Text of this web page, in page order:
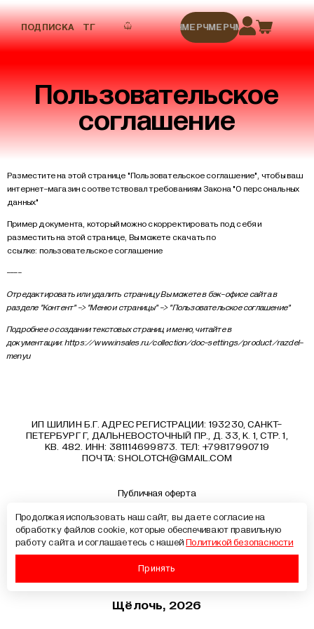
ПОДПИСКА ТГ МЕРЧМЕРЧМЕРЧМЕРЧМЕРЧ
Пользовательское
соглашение
Разместите на этой странице "Пользовательское соглашение", чтобы ваш
интернет-магазин соответствовал требованиям Закона "О персональных
данных"
Пример документа, который можно скорректировать под себя и
разместить на этой странице, Вы можете скачать по
ссылке: пользовательское соглашение
----
Отредактировать или удалить страницу Вы можетев бэк-офисе сайтав
разделе "Контент" -> "Меню и страницы" -> "Пользовательское соглашение"
Подробнее о создании текстовых страниц и меню, читайте в
документации:https://www.insales.ru/collection/doc-settings/product/razdel-
menyu
ИП ШИЛИН Б.Г. АДРЕС РЕГИСТРАЦИИ: 193230, САНКТ-
ПЕТЕРБУРГ Г, ДАЛЬНЕВОСТОЧНЫЙ ПР., Д. 33, К. 1, СТР. 1,
КВ. 482. ИНН: 381114699873. ТЕЛ: +79817990719
ПОЧТА:SHOLOTCH@GMAIL.COM
Публичная оферта
Документы
Образовательные программы
Лицензия на образовательную деятельность
Сведения об образовательной организации
Щёлочь, 2026
Продолжая использовать наш сайт, вы даете согласие на
обработку файлов cookie, которые обеспечивают правильную
работу сайта и соглашаетесь с нашейПолитикой безопасности
Принять